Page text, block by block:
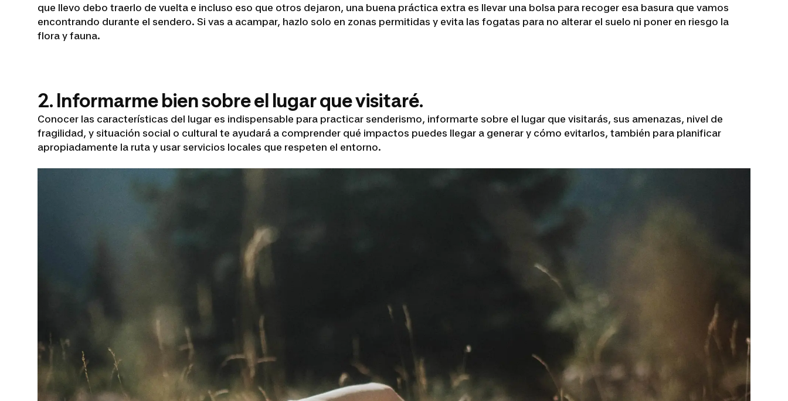
que llevo debo traerlo de vuelta e incluso eso que otros dejaron, una buena práctica extra es llevar una bolsa para recoger esa basura que vamos
encontrando durante el sendero. Si vas a acampar, hazlo solo en zonas permitidas y evita las fogatas para no alterar el suelo ni poner en riesgo la
flora y fauna.
2. Informarme bien sobre el lugar que visitaré.
Conocer las características del lugar es indispensable para practicar senderismo, informarte sobre el lugar que visitarás, sus amenazas, nivel de
fragilidad, y situación social o cultural te ayudará a comprender qué impactos puedes llegar a generar y cómo evitarlos, también para planificar
apropiadamente la ruta y usar servicios locales que respeten el entorno.